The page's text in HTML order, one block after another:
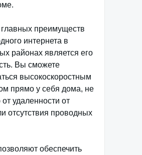
преимуществ
интернета в
районах является его
Вы сможете
высокоскоростным
прямо у себя дома, не
удаленности от
отсутствия проводных
обеспечить